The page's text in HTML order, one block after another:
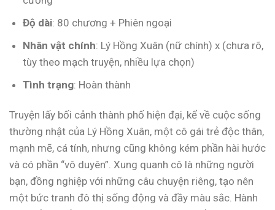
Độ dài: 80 chương + Phiên ngoại
Nhân vật chính: Lý Hồng Xuân (nữ chính) x (chưa rõ,
tùy theo mạch truyện, nhiều lựa chọn)
Tình trạng: Hoàn thành
Truyện lấy bối cảnh thành phố hiện đại, kể về cuộc sống
thường nhật của Lý Hồng Xuân, một cô gái trẻ độc thân,
mạnh mẽ, cá tính, nhưng cũng không kém phần hài hước
và có phần “vô duyên”. Xung quanh cô là những người
bạn, đồng nghiệp với những câu chuyện riêng, tạo nên
một bức tranh đô thị sống động và đầy màu sắc. Hành